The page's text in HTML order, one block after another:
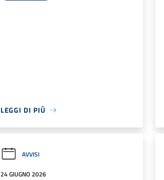
LEGGI DI PIÙ
AVVISI
24 GIUGNO 2026